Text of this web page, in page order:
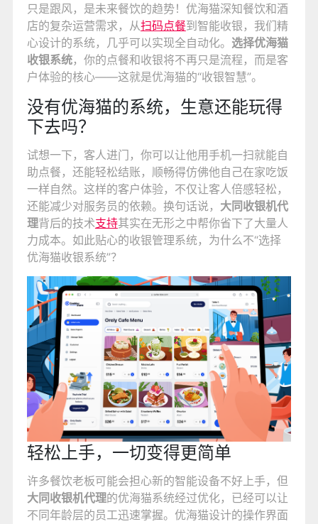
只是跟风，是未来餐饮的趋势！优海猫深知餐饮和酒
店的复杂运营需求，从扫码点餐到智能收银，我们精
心设计的系统，几乎可以实现全自动化。 选择优海猫
收银系统，你的点餐和收银将不再只是流程，而是客
户体验的核心——这就是优海猫的“收银智慧”。
没有优海猫的系统，生意还能玩得
下去吗？
试想一下，客人进门，你可以让他用手机一扫就能自
助点餐，还能轻松结账，顺畅得仿佛他自己在家吃饭
一样自然。这样的客户体验，不仅让客人倍感轻松，
还能减少对服务员的依赖。换句话说， 大同收银机代
理背后的技术支持其实在无形之中帮你省下了大量人
力成本。如此贴心的收银管理系统，为什么不“选择
优海猫收银系统”？
轻松上手，一切变得更简单
许多餐饮老板可能会担心新的智能设备不好上手，但
大同收银机代理的优海猫系统经过优化，已经可以让
不同年龄层的员工迅速掌握。优海猫设计的操作界面